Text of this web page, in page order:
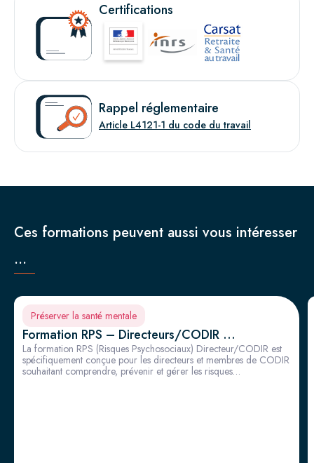
Certifications
Rappel réglementaire
Article L4121-1 du code du travail
Ces formations peuvent aussi vous intéresser
...
Préserver la santé mentale
Formation RPS – Directeurs/CODIR
La formation RPS (Risques Psychosociaux) Directeur/CODIR est
spécifiquement conçue pour les directeurs et membres de CODIR
souhaitant comprendre, prévenir et gérer les risques